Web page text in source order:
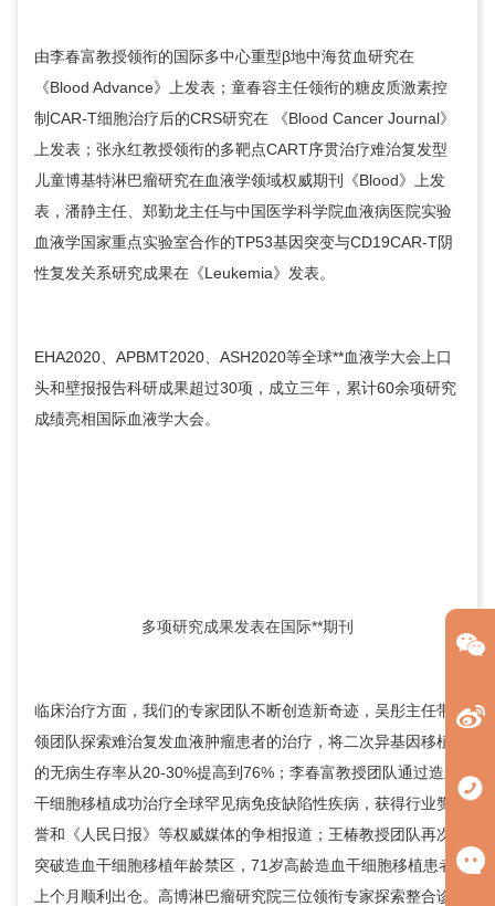
由李春富教授领衔的国际多中心重型β地中海贫血研究在
《Blood Advance》上发表； 童春容主任领衔的糖皮质激素控
制CAR-T细胞治疗后的CRS研究在 《Blood Cancer Journal》
上发表； 张永红教授领衔的多靶点CART序贯治疗难治复发型
儿童博基特淋巴瘤研究在血液学领域权威期刊《Blood》上发
表， 潘静主任、 郑勤龙主任与中国医学科学院血液病医院实验
血液学国家重点实验室合作的TP53基因突变与CD19CAR-T阴
性复发关系研究成果在《Leukemia》发表。
EHA2020、APBMT2020、ASH2020等全球**血液学大会上口
头和壁报报告科研成果超过30项，成立三年，累计60余项研究
成绩亮相国际血液学大会。
多项研究成果发表在国际**期刊
临床治疗方面，我们的专家团队不断创造新奇迹， 吴彤主任带
领团队探索难治复发血液肿瘤患者的治疗，将二次异基因移植
的无病生存率从20-30%提高到76%；李春富教授团队通过造血
干细胞移植成功治疗全球罕见病免疫缺陷性疾病，获得行业赞
誉和《人民日报》等权威媒体的争相报道；王椿教授团队再次
突破造血干细胞移植年龄禁区，71岁高龄造血干细胞移植患者
上个月顺利出仓。高博淋巴瘤研究院三位领衔专家探索整合诊